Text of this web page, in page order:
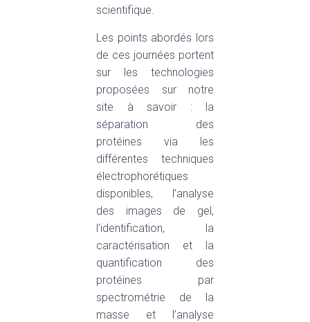
scientifique.
Les points abordés lors
de ces journées portent
sur les technologies
proposées sur notre
site à savoir : la
séparation des
protéines via les
différentes techniques
électrophorétiques
disponibles, l’analyse
des images de gel,
l’identification, la
caractérisation et la
quantification des
protéines par
spectrométrie de la
masse et l’analyse